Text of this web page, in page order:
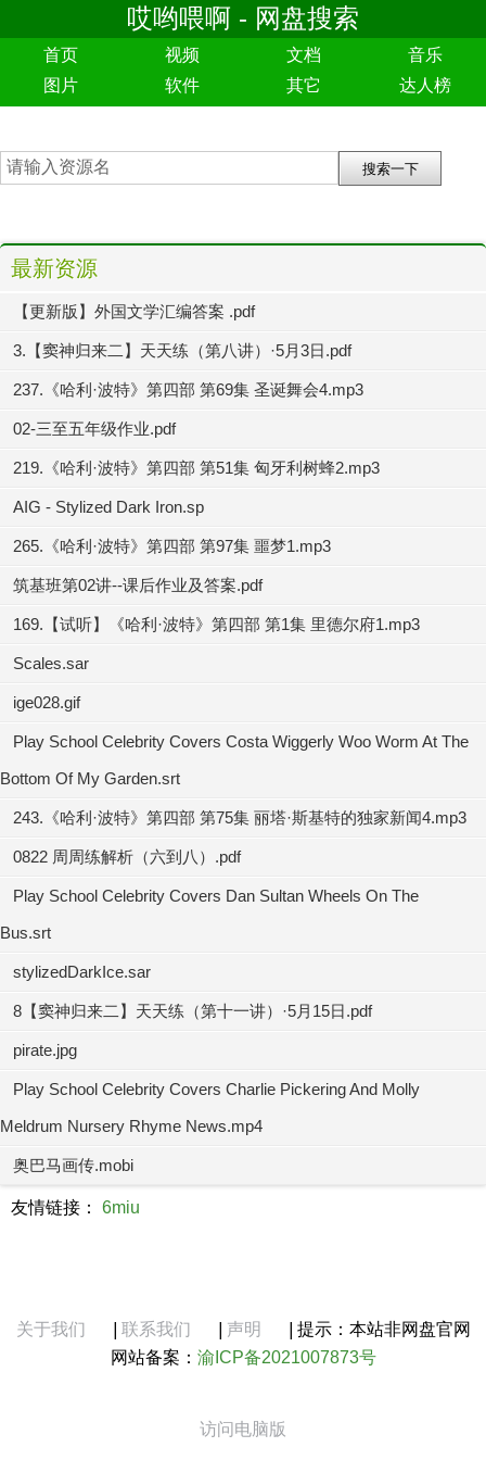
哎哟喂啊 - 网盘搜索
首页 视频 文档
音乐
图片
软件 其它 达人榜
最新资源
【更新版】外国文学汇编答案 .pdf
3.【窦神归来二】天天练（第八讲）·5月3日.pdf
237.《哈利·波特》第四部 第69集 圣诞舞会4.mp3
02-三至五年级作业.pdf
219.《哈利·波特》第四部 第51集 匈牙利树蜂2.mp3
AIG - Stylized Dark Iron.sp
265.《哈利·波特》第四部 第97集 噩梦1.mp3
筑基班第02讲--课后作业及答案.pdf
169.【试听】《哈利·波特》第四部 第1集 里德尔府1.mp3
Scales.sar
ige028.gif
Play School Celebrity Covers Costa Wiggerly Woo Worm At The
Bottom Of My Garden.srt
243.《哈利·波特》第四部 第75集 丽塔·斯基特的独家新闻4.mp3
0822 周周练解析（六到八）.pdf
Play School Celebrity Covers Dan Sultan Wheels On The
Bus.srt
stylizedDarkIce.sar
8【窦神归来二】天天练（第十一讲）·5月15日.pdf
pirate.jpg
Play School Celebrity Covers Charlie Pickering And Molly
Meldrum Nursery Rhyme News.mp4
奥巴马画传.mobi
友情链接： 6miu
关于我们 联系我们 声明
提示：本站非网盘官网
网站备案： 渝ICP备2021007873号
访问电脑版